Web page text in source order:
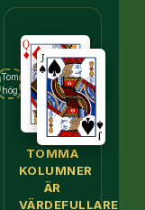
Tom
hög
TOMMA
KOLUMNER
ÄR
VÄRDEFULLARE